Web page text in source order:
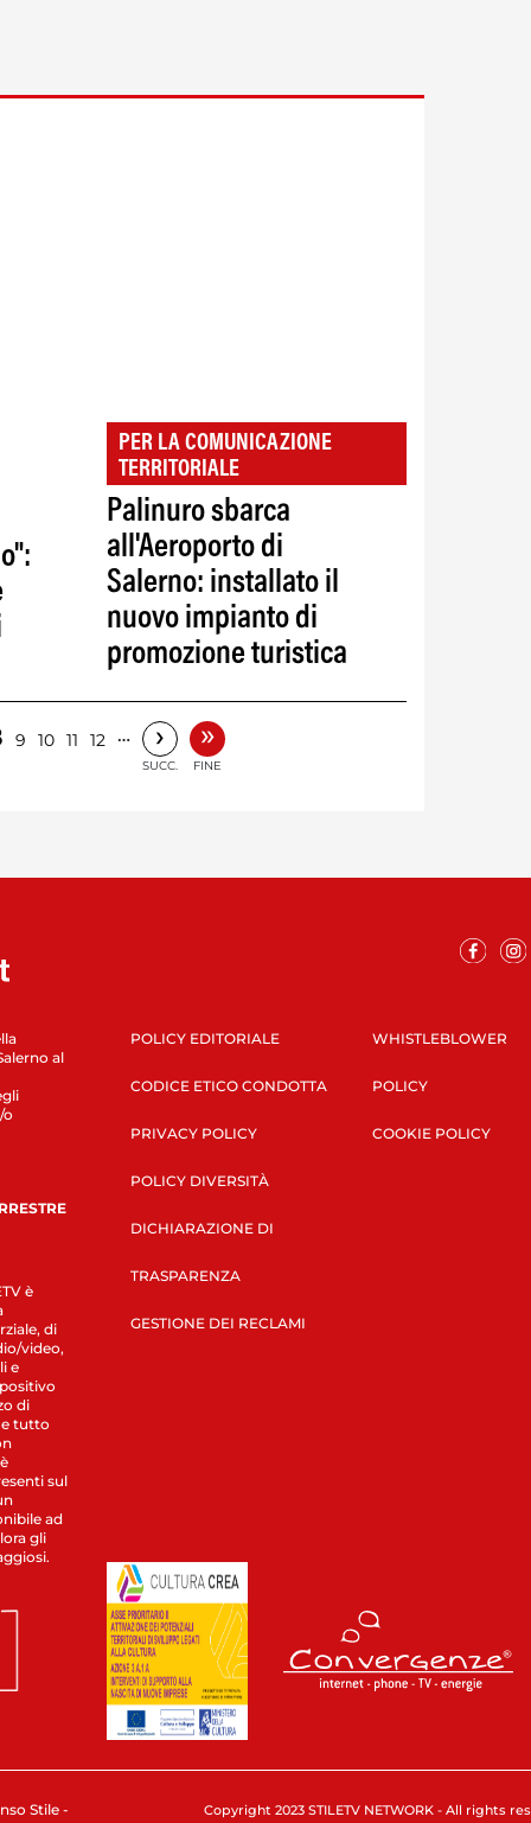
PER LA COMUNICAZIONE
TERRITORIALE
Palinuro sbarca
all'Aeroporto di
Salerno: installato il
nuovo impianto di
promozione turistica
9 10 11 12 … ›
SUCC.
»
FINE
al
o
è
di
video,
e
di
tutto
sul
ad
gli
POLICY EDITORIALE
CODICE ETICO CONDOTTA
PRIVACY POLICY
POLICY DIVERSITÀ
DICHIARAZIONE DI
TRASPARENZA
GESTIONE DEI RECLAMI
WHISTLEBLOWER
POLICY
COOKIE POLICY
Stile -
Copyright 2023 STILETV NETWORK - All rights